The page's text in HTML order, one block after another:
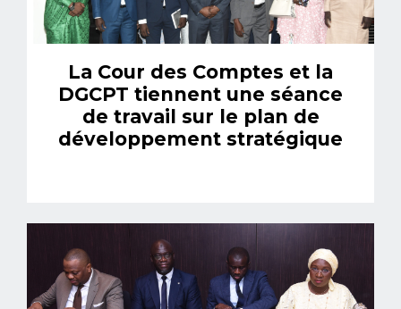
La Cour des Comptes et la
DGCPT tiennent une séance
de travail sur le plan de
développement stratégique